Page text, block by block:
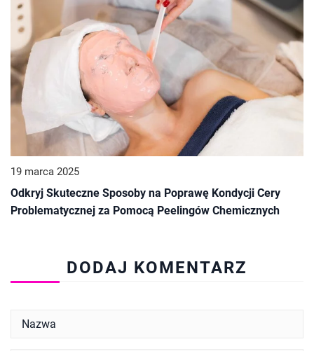
19 marca 2025
Odkryj Skuteczne Sposoby na Poprawę Kondycji Cery
Problematycznej za Pomocą Peelingów Chemicznych
DODAJ KOMENTARZ